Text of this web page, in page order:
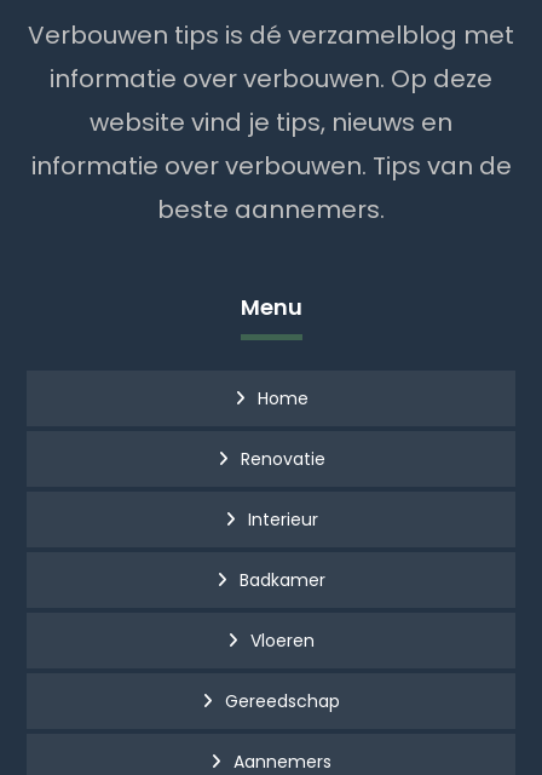
Verbouwen tips is dé verzamelblog met
informatie over verbouwen. Op deze
website vind je tips, nieuws en
informatie over verbouwen. Tips van de
beste aannemers.
Menu
Home
Renovatie
Interieur
Badkamer
Vloeren
Gereedschap
Aannemers